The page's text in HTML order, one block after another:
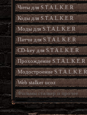
Читы для S.T.A.L.K.E.R
Коды для S.T.A.L.K.E.R
Моды для S.T.A.L.K.E.R
Патчи для S.T.A.L.K.E.R
CD-key для S.T.A.L.K.E.R
Прохождение S.T.A.L.K.E.R
Модостроение S.T.A.L.K.E.R
Web stalker ucoz
Фильмы сталкер и прочее